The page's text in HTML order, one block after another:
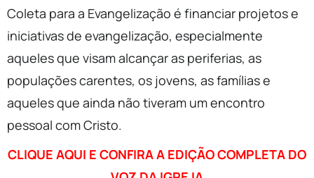
Coleta para a Evangelização é financiar projetos e
iniciativas de evangelização, especialmente
aqueles que visam alcançar as periferias, as
populações carentes, os jovens, as famílias e
aqueles que ainda não tiveram um encontro
pessoal com Cristo.
CLIQUE AQUI E CONFIRA A EDIÇÃO COMPLETA DO